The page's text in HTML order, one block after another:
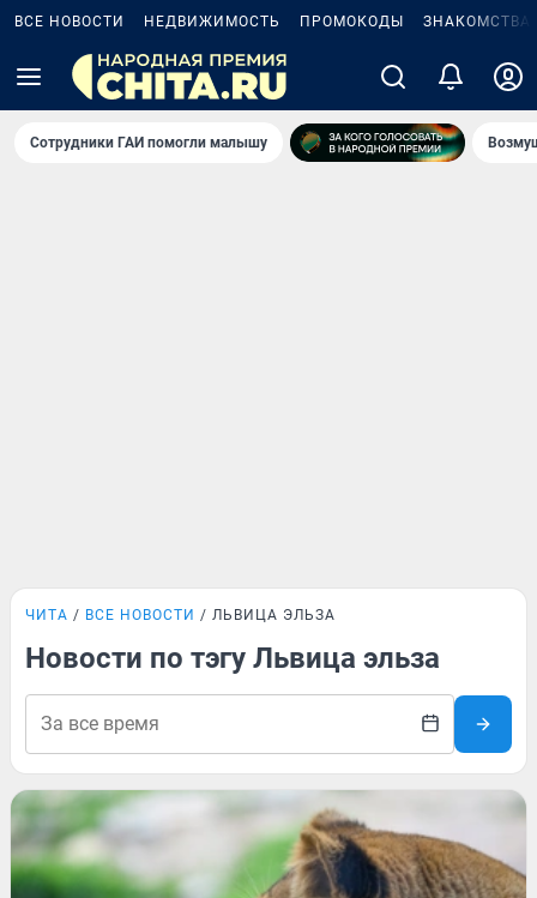
ВСЕ НОВОСТИ НЕДВИЖИМОСТЬ ПРОМОКОДЫ ЗНАКОМСТВА
Сотрудники ГАИ помогли малышу
ЧИТА ВСЕ НОВОСТИ ЛЬВИЦА ЭЛЬЗА
Новости по тэгу Львица эльза